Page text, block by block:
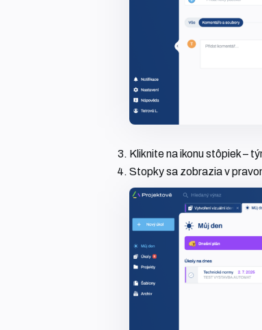
Kliknite na ikonu stôpiek –
Stopky sa zobrazia v